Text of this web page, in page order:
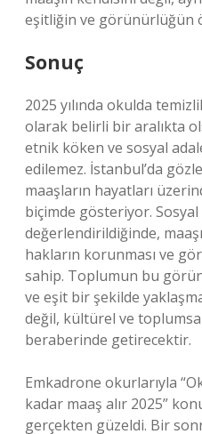
eşitliğin ve görünürlüğün
Sonuç
2025 yılında okulda
olarak belirli bir aralıkta
etnik köken ve sosyal
edilemez. İstanbul’da
maaşların hayatları
biçimde gösteriyor.
değerlendirildiğinde,
hakların korunması ve
sahip. Toplumun bu
ve eşit bir şekilde
değil, kültürel ve
beraberinde getirecektir.
Emkadrone okurlarıyla
kadar maaş alır 2025”
gerçekten güzeldi. Bir